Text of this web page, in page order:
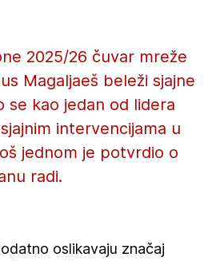
2025/26 čuvar mreže
Magaljaeš beleži sjajne
se kao jedan od lidera
intervencijama u
jednom je potvrdio o
radi.
oslikavaju značaj